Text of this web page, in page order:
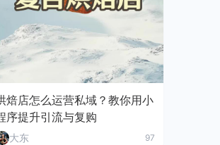
焙店怎么运营私域？教你用小
序提升引流与复购
大东 97